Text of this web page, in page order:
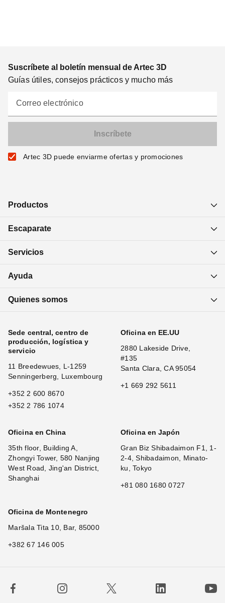
Suscríbete al boletín mensual de Artec 3D
Guías útiles, consejos prácticos y mucho más
Correo electrónico
Artec 3D puede enviarme ofertas y promociones
Productos
Escaparate
Servicios
Ayuda
Quienes somos
Sede central, centro de
producción, logística y
servicio
11 Breedewues, L-1259
Senningerberg, Luxembourg
+352 2 600 8670
+352 2 786 1074
Oficina en EE.UU
2880 Lakeside Drive,
#135
Santa Clara, CA 95054
+1 669 292 5611
Oficina en China
35th floor, Building A,
Zhongyi Tower, 580 Nanjing
West Road, Jing'an District,
Shanghai
Oficina en Japón
Gran Biz Shibadaimon F1, 1-
2-4, Shibadaimon, Minato-
ku, Tokyo
+81 080 1680 0727
Oficina de Montenegro
Maršala Tita 10, Bar, 85000
+382 67 146 005